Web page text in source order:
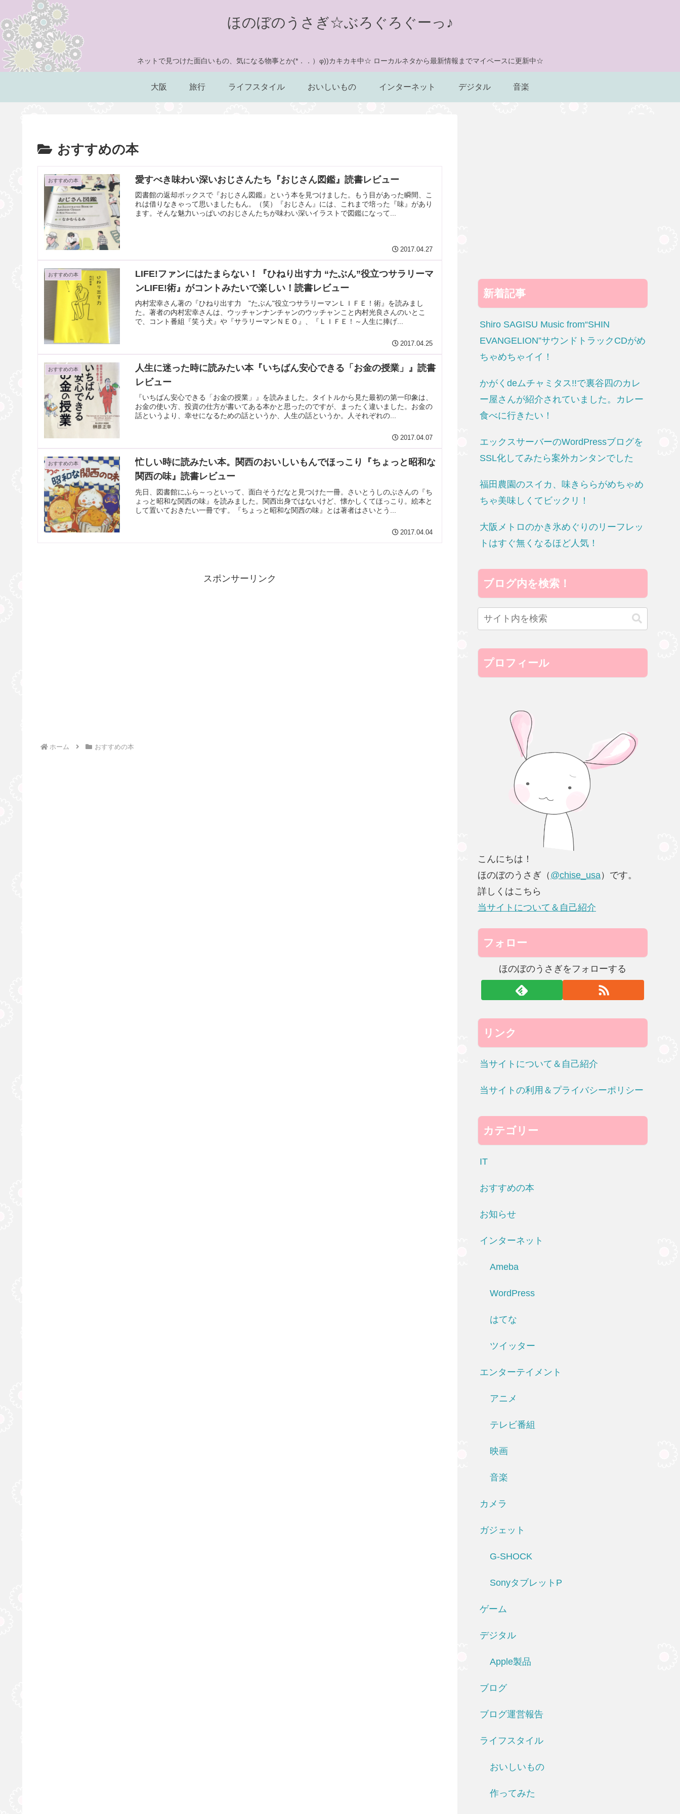
ほのぼのうさぎ☆ぶろぐろぐーっ♪
ネットで見つけた面白いもの、気になる物事とか(*．．）φ))カキカキ中☆ ローカルネタから最新情報までマイペースに更新中☆
大阪 旅行 ライフスタイル おいしいもの インターネット デジタル 音楽
おすすめの本
おすすめの本 愛すべき味わい深いおじさんたち『おじさん図鑑』読書レビュー
図書館の返却ボックスで『おじさん図鑑』という本を見つけました。もう目があった瞬間、こ
れは借りなきゃって思いましたもん。（笑）『おじさん』には、これまで培った『味』があり
ます。そんな魅力いっぱいのおじさんたちが味わい深いイラストで図鑑になって...
2017.04.27
おすすめの本
LIFE!ファンにはたまらない！『ひねり出す力 “たぶん”役立つサラリーマ
ンLIFE!術』がコントみたいで楽しい！読書レビュー
内村宏幸さん著の『ひねり出す力 "たぶん"役立つサラリーマンＬＩＦＥ！術』を読みまし
た。著者の内村宏幸さんは、ウッチャンナンチャンのウッチャンこと内村光良さんのいとこ
で、コント番組『笑う犬』や『サラリーマンＮＥＯ』、『ＬＩＦＥ！～人生に捧げ...
2017.04.25
おすすめの本
人生に迷った時に読みたい本『いちばん安心できる「お金の授業」』読書
レビュー
『いちばん安心できる「お金の授業」』を読みました。タイトルから見た最初の第一印象は、
お金の使い方、投資の仕方が書いてある本かと思ったのですが、まったく違いました。お金の
話というより、幸せになるための話というか、人生の話というか。人それぞれの...
2017.04.07
おすすめの本
忙しい時に読みたい本。関西のおいしいもんでほっこり『ちょっと昭和な
関西の味』読書レビュー
先日、図書館にふら～っといって、面白そうだなと見つけた一冊。さいとうしのぶさんの『ち
ょっと昭和な関西の味』を読みました。関西出身ではないけど、懐かしくてほっこり。絵本と
して置いておきたい一冊です。『ちょっと昭和な関西の味』とは著者はさいとう...
2017.04.04
スポンサーリンク
ホーム おすすめの本
新着記事
Shiro SAGISU Music from“SHIN
EVANGELION”サウンドトラックCDがめ
ちゃめちゃイイ！
かがくdeムチャミタス!!で裏谷四のカレ
ー屋さんが紹介されていました。カレー
食べに行きたい！
エックスサーバーのWordPressブログを
SSL化してみたら案外カンタンでした
福田農園のスイカ、味きららがめちゃめ
ちゃ美味しくてビックリ！
大阪メトロのかき氷めぐりのリーフレッ
トはすぐ無くなるほど人気！
ブログ内を検索！
プロフィール
こんにちは！
ほのぼのうさぎ（ @chise_usa）です。
詳しくはこちら
当サイトについて＆自己紹介
フォロー
ほのぼのうさぎをフォローする
リンク
当サイトについて＆自己紹介
当サイトの利用＆プライバシーポリシー
カテゴリー
IT
おすすめの本
お知らせ
インターネット
Ameba
WordPress
はてな
ツイッター
エンターテイメント
アニメ
テレビ番組
映画
音楽
カメラ
ガジェット
G-SHOCK
SonyタブレットP
ゲーム
デジタル
Apple製品
ブログ
ブログ運営報告
ライフスタイル
おいしいもの
作ってみた